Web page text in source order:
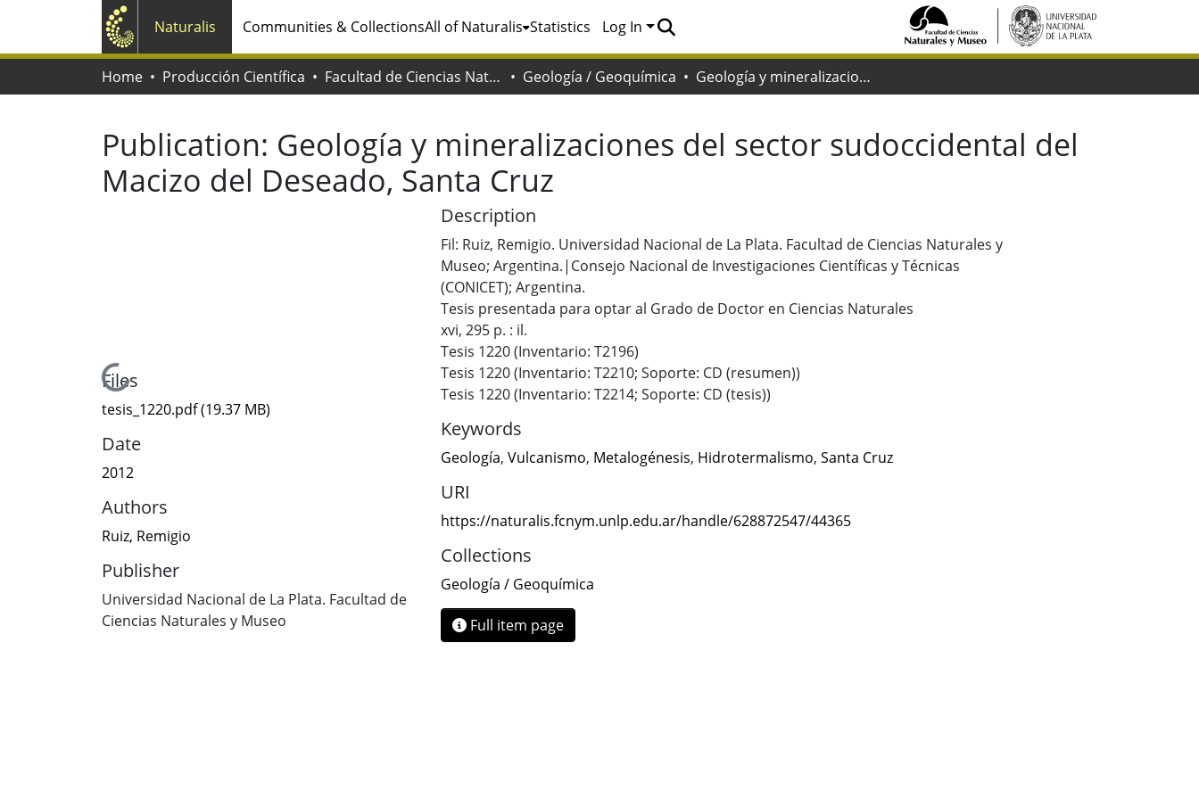
Naturalis Communities & CollectionsAll of Naturalis Statistics Log In
Home Producción Científica Facultad de Ciencias Naturales y Museo Geología / Geoquímica Geología y mineralizaciones del sector sudoccidental del Macizo del Deseado, Santa Cruz
Publication: Geología y mineralizaciones del sector sudoccidental del
Macizo del Deseado, Santa Cruz
Loading...
Files
tesis_1220.pdf(19.37 MB)
Date
2012
Authors
Ruiz, Remigio
Publisher
Universidad Nacional de La Plata. Facultad de
Ciencias Naturales y Museo
Description
Fil: Ruiz, Remigio. Universidad Nacional de La Plata. Facultad de Ciencias Naturales y
Museo; Argentina.|Consejo Nacional de Investigaciones Científicas y Técnicas
(CONICET); Argentina.
Tesis presentada para optar al Grado de Doctor en Ciencias Naturales
xvi, 295 p. : il.
Tesis 1220 (Inventario: T2196)
Tesis 1220 (Inventario: T2210; Soporte: CD (resumen))
Tesis 1220 (Inventario: T2214; Soporte: CD (tesis))
Keywords
Geología, Vulcanismo, Metalogénesis, Hidrotermalismo, Santa Cruz
URI
https://naturalis.fcnym.unlp.edu.ar/handle/628872547/44365
Collections
Geología / Geoquímica
Full item page